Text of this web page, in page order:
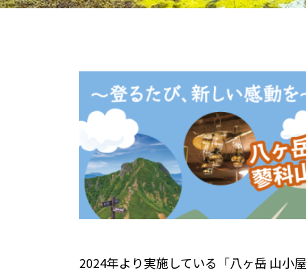
2024年より実施している「八ヶ岳 山小